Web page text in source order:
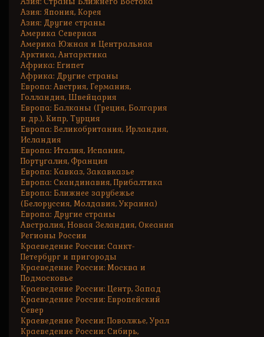
Азия: Япония, Корея
Азия: Другие страны
Америка Северная
Америка Южная и Центральная
Арктика, Антарктика
Африка: Египет
Африка: Другие страны
Европа: Австрия, Германия,
Голландия, Швейцария
Европа: Балканы (Греция, Болгария
и др.), Кипр, Турция
Европа: Великобритания, Ирландия,
Исландия
Европа: Италия, Испания,
Португалия, Франция
Европа: Кавказ, Закавказье
Европа: Скандинавия, Прибалтика
Европа: Ближнее зарубежье
(Белоруссия, Молдавия, Украина)
Европа: Другие страны
Австралия, Новая Зеландия, Океания
Регионы России
Краеведение России: Санкт-
Петербург и пригороды
Краеведение России: Москва и
Подмосковье
Краеведение России: Центр, Запад
Краеведение России: Европейский
Север
Краеведение России: Поволжье, Урал
Краеведение России: Сибирь,